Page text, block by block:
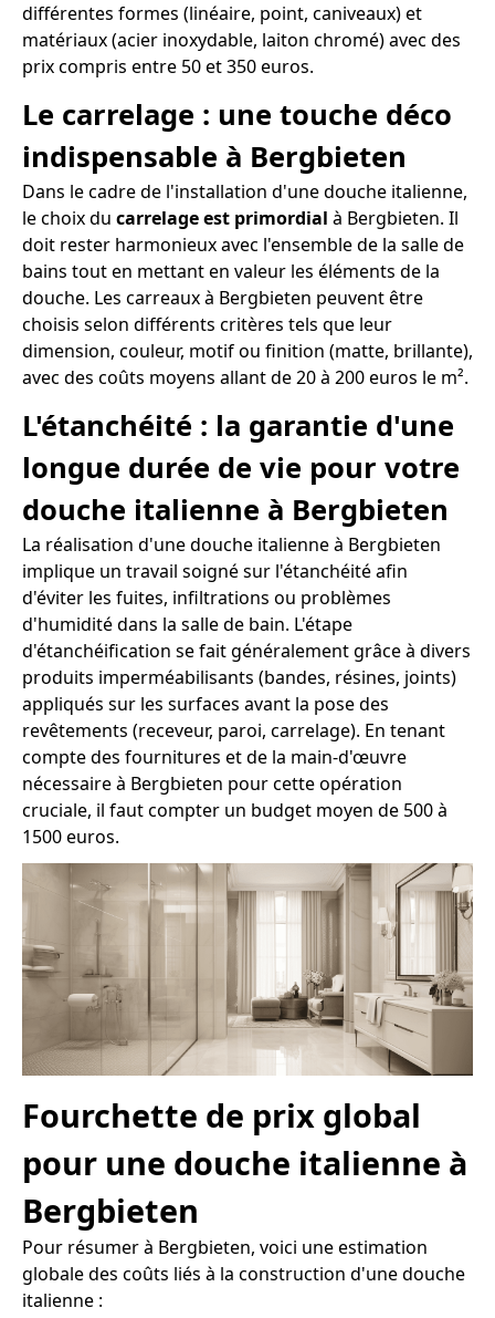
différentes formes (linéaire, point, caniveaux) et
matériaux (acier inoxydable, laiton chromé) avec des
prix compris entre 50 et 350 euros.
Le carrelage : une touche déco
indispensable à Bergbieten
Dans le cadre de l'installation d'une douche italienne,
le choix du carrelage est primordial à Bergbieten. Il
doit rester harmonieux avec l'ensemble de la salle de
bains tout en mettant en valeur les éléments de la
douche. Les carreaux à Bergbieten peuvent être
choisis selon différents critères tels que leur
dimension, couleur, motif ou finition (matte, brillante),
avec des coûts moyens allant de 20 à 200 euros le m².
L'étanchéité : la garantie d'une
longue durée de vie pour votre
douche italienne à Bergbieten
La réalisation d'une douche italienne à Bergbieten
implique un travail soigné sur l'étanchéité afin
d'éviter les fuites, infiltrations ou problèmes
d'humidité dans la salle de bain. L'étape
d'étanchéification se fait généralement grâce à divers
produits imperméabilisants (bandes, résines, joints)
appliqués sur les surfaces avant la pose des
revêtements (receveur, paroi, carrelage). En tenant
compte des fournitures et de la main-d'œuvre
nécessaire à Bergbieten pour cette opération
cruciale, il faut compter un budget moyen de 500 à
1500 euros.
Fourchette de prix global
pour une douche italienne à
Bergbieten
Pour résumer à Bergbieten, voici une estimation
globale des coûts liés à la construction d'une douche
italienne :